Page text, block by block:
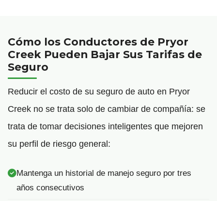
Cómo los Conductores de Pryor
Creek Pueden Bajar Sus Tarifas de
Seguro
Reducir el costo de su seguro de auto en Pryor
Creek no se trata solo de cambiar de compañía: se
trata de tomar decisiones inteligentes que mejoren
su perfil de riesgo general:
Mantenga un historial de manejo seguro por tres
años consecutivos